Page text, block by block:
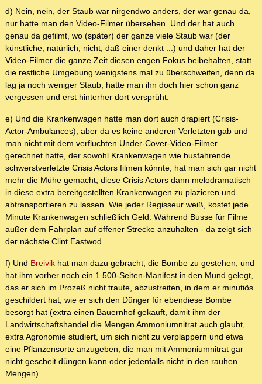
d) Nein, nein, der Staub war nirgendwo anders, der war genau da,
nur hatte man den Video-Filmer übersehen. Und der hat auch
genau da gefilmt, wo (später) der ganze viele Staub war (der
künstliche, natürlich, nicht, daß einer denkt ...) und daher hat der
Video-Filmer die ganze Zeit diesen engen Fokus beibehalten, statt
die restliche Umgebung wenigstens mal zu überschweifen, denn da
lag ja noch weniger Staub, hatte man ihn doch hier schon ganz
vergessen und erst hinterher dort versprüht.
e) Und die Krankenwagen hatte man dort auch drapiert (Crisis-
Actor-Ambulances), aber da es keine anderen Verletzten gab und
man nicht mit dem verfluchten Under-Cover-Video-Filmer
gerechnet hatte, der sowohl Krankenwagen wie busfahrende
schwerstverletzte Crisis Actors filmen könnte, hat man sich gar nicht
mehr die Mühe gemacht, diese Crisis Actors dann melodramatisch
in diese extra bereitgestellten Krankenwagen zu plazieren und
abtransportieren zu lassen. Wie jeder Regisseur weiß, kostet jede
Minute Krankenwagen schließlich Geld. Während Busse für Filme
außer dem Fahrplan auf offener Strecke anzuhalten - da zeigt sich
der nächste Clint Eastwod.
f) Und Breivik hat man dazu gebracht, die Bombe zu gestehen, und
hat ihm vorher noch ein 1.500-Seiten-Manifest in den Mund gelegt,
das er sich im Prozeß nicht traute, abzustreiten, in dem er minutiös
geschildert hat, wie er sich den Dünger für ebendiese Bombe
besorgt hat (extra einen Bauernhof gekauft, damit ihm der
Landwirtschaftshandel die Mengen Ammoniumnitrat auch glaubt,
extra Agronomie studiert, um sich nicht zu verplappern und etwa
eine Pflanzensorte anzugeben, die man mit Ammoniumnitrat gar
nicht gescheit düngen kann oder jedenfalls nicht in den rauhen
Mengen).